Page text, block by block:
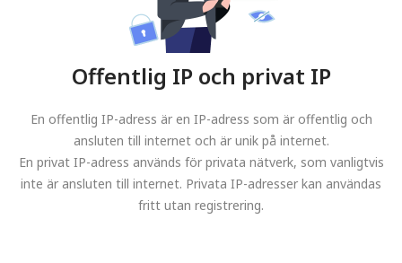
Offentlig IP och privat IP
En offentlig IP-adress är en IP-adress som är offentlig och
ansluten till internet och är unik på internet.
En privat IP-adress används för privata nätverk, som vanligtvis
inte är ansluten till internet. Privata IP-adresser kan användas
fritt utan registrering.